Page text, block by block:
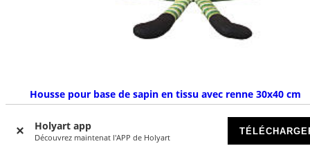
Holyart app
Découvrez maintenat l'APP de Holyart
Housse pour base de sapin en tissu avec renne 30x40 cm